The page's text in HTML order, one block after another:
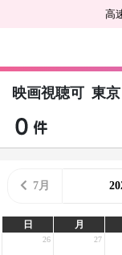
高
映画視聴可 東京
7月
日 月
26 27